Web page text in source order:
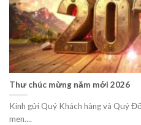
Thư chúc mừng năm mới 2026
Kính gửi Quý Khách hàng và Quý
men....